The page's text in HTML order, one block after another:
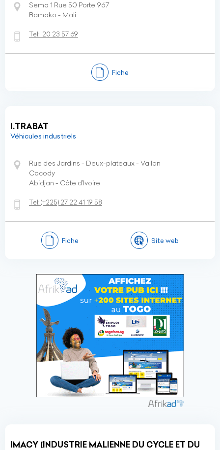
Sema 1 Rue 50 Porte 967
Bamako - Mali
Tel: 20 23 57 69
Fiche
I.TRABAT
Véhicules industriels
Rue des Jardins - Deux-plateaux - Vallon
Cocody
Abidjan - Côte d’Ivoire
Tel:(+225) 27 22 41 19 58
Fiche Site web
IMACY (INDUSTRIE MALIENNE DU CYCLE ET DU